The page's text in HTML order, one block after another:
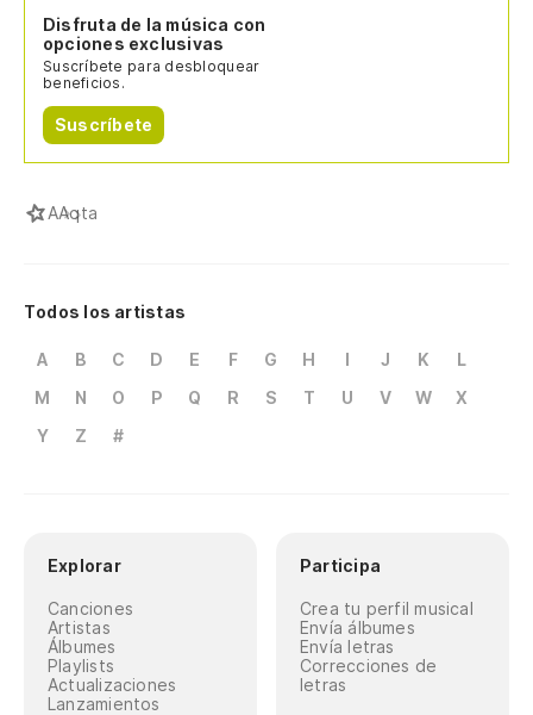
Disfruta de la música con
opciones exclusivas
Suscríbete para desbloquear
beneficios.
Suscríbete
AAqta
Todos los artistas
A B C D E F G H I J K
L
M
N O P Q R S T U V W
X
Y
Z #
Explorar
Canciones
Artistas
Álbumes
Playlists
Actualizaciones
Lanzamientos
Participa
Crea tu perfil musical
Envía álbumes
Envía letras
Correcciones de
letras